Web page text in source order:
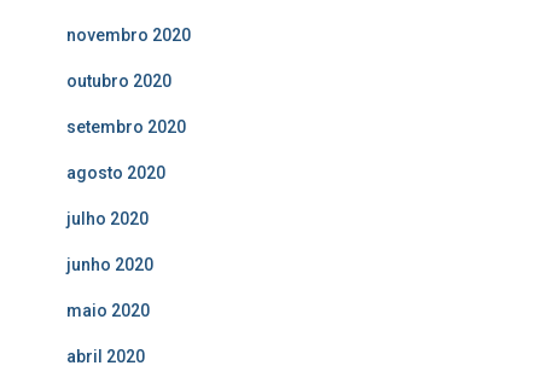
novembro 2020
outubro 2020
setembro 2020
agosto 2020
julho 2020
junho 2020
maio 2020
abril 2020